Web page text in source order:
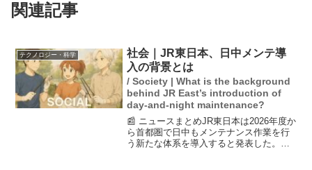
関連記事
テクノロジー・科学
社会｜JR東日本、日中メンテ導
入の背景とは
/ Society | What is the background
behind JR East’s introduction of
day-and-night maintenance?
📰 ニュースまとめJR東日本は2026年度か
ら首都圏で日中もメンテナンス作業を行
う新たな体系を導入すると発表した。こ